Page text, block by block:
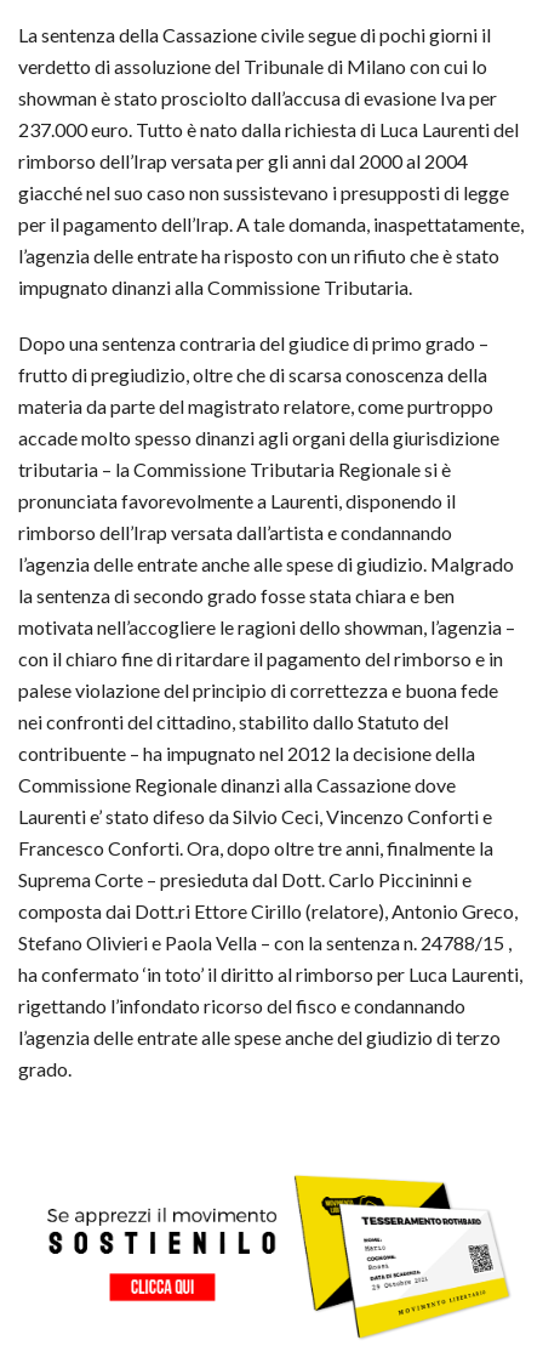
La sentenza della Cassazione civile segue di pochi giorni il
verdetto di assoluzione del Tribunale di Milano con cui lo
showman è stato prosciolto dall’accusa di evasione Iva per
237.000 euro. Tutto è nato dalla richiesta di Luca Laurenti del
rimborso dell’Irap versata per gli anni dal 2000 al 2004
giacché nel suo caso non sussistevano i presupposti di legge
per il pagamento dell’Irap. A tale domanda, inaspettatamente,
l’agenzia delle entrate ha risposto con un rifiuto che è stato
impugnato dinanzi alla Commissione Tributaria.
Dopo una sentenza contraria del giudice di primo grado –
frutto di pregiudizio, oltre che di scarsa conoscenza della
materia da parte del magistrato relatore, come purtroppo
accade molto spesso dinanzi agli organi della giurisdizione
tributaria – la Commissione Tributaria Regionale si è
pronunciata favorevolmente a Laurenti, disponendo il
rimborso dell’Irap versata dall’artista e condannando
l’agenzia delle entrate anche alle spese di giudizio. Malgrado
la sentenza di secondo grado fosse stata chiara e ben
motivata nell’accogliere le ragioni dello showman, l’agenzia –
con il chiaro fine di ritardare il pagamento del rimborso e in
palese violazione del principio di correttezza e buona fede
nei confronti del cittadino, stabilito dallo Statuto del
contribuente – ha impugnato nel 2012 la decisione della
Commissione Regionale dinanzi alla Cassazione dove
Laurenti e’ stato difeso da Silvio Ceci, Vincenzo Conforti e
Francesco Conforti. Ora, dopo oltre tre anni, finalmente la
Suprema Corte – presieduta dal Dott. Carlo Piccininni e
composta dai Dott.ri Ettore Cirillo (relatore), Antonio Greco,
Stefano Olivieri e Paola Vella – con la sentenza n. 24788/15 ,
ha confermato ‘in toto’ il diritto al rimborso per Luca Laurenti,
rigettando l’infondato ricorso del fisco e condannando
l’agenzia delle entrate alle spese anche del giudizio di terzo
grado.